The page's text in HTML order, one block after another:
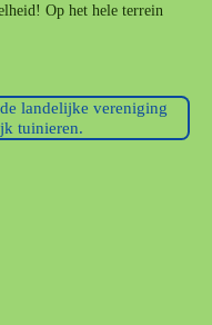
Op het hele terrein
landelijke vereniging
tuinieren.